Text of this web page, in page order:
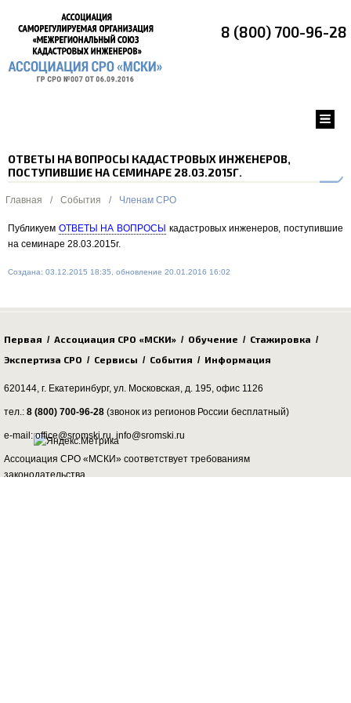
8 (800) 700-96-28
ОТВЕТЫ НА ВОПРОСЫ КАДАСТРОВЫХ ИНЖЕНЕРОВ,
ПОСТУПИВШИЕ НА СЕМИНАРЕ 28.03.2015Г.
Главная / События / Членам СРО
Публикуем ОТВЕТЫ НА ВОПРОСЫ кадастровых инженеров, поступившие
на семинаре 28.03.2015г.
Создана: 03.12.2015 18:35, обновление 20.01.2016 16:02
Первая / Ассоциация СРО «МСКИ» / Обучение / Стажировка /
Экспертиза СРО / Сервисы / События / Информация
620144, г. Екатеринбург, ул. Московская, д. 195, офис 1126
тел.: 8 (800) 700-96-28 (звонок из регионов России бесплатный)
e-mail: office@sromski.ru, info@sromski.ru
Ассоциация СРО «МСКИ» соответствует требованиям
законодательства